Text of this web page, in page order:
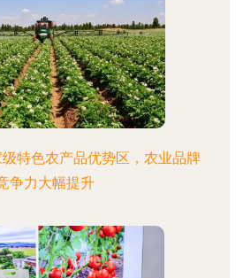
特色农产品优势区，农业品牌
争力大幅提升